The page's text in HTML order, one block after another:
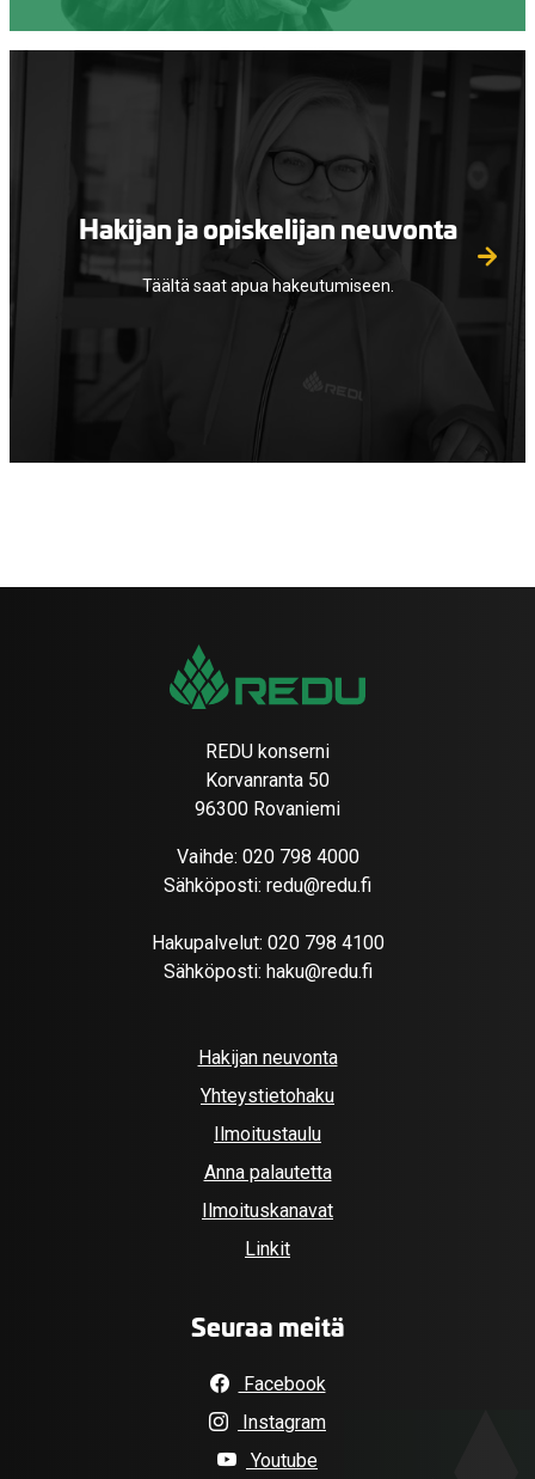
Hakijan ja opiskelijan neuvonta
Täältä saat apua hakeutumiseen.
REDU konserni
Korvanranta 50
96300 Rovaniemi
Vaihde: 020 798 4000
Sähköposti: redu@redu.fi
Hakupalvelut: 020 798 4100
Sähköposti: haku@redu.fi
Hakijan neuvonta
Yhteystietohaku
Ilmoitustaulu
Anna palautetta
Ilmoituskanavat
Linkit
Seuraa meitä
Facebook
Instagram
Youtube